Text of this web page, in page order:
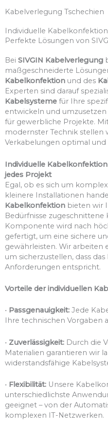
Kabelverlegung Tschechien
Individuelle
Perfekte Lösungen von
Bei SIVGIN Kabelverlegung
maßgeschneiderte
Kabelkonfektion und des
Experten sind darauf
Kabelsysteme für Ihre
entwickeln und umzusetzen
für gewerbliche Projekte.
modernster Technik stellen
Verkabelungen optimal und
Individuelle
jedes Projekt
Egal, ob es sich um
kleinere Installationen
Kabelkonfektion bieten wir
Bedürfnisse zugeschnittene
Komponente wird nach
gefertigt, um eine sichere
gewährleisten. Wir arbeiten
um sicherzustellen, dass
Anforderungen entspricht.
Vorteile der individuellen
• Passgenauigkeit: Jede
Ihre technischen Vorgaben
• Zuverlässigkeit: Durch die
Materialien garantieren wir
widerstandsfähige
• Flexibilität: Unsere
unterschiedlichste
geeignet – von der
komplexen IT-Netzwerken.